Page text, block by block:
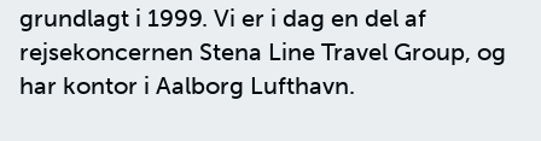
grundlagt i 1999. Vi er i dag en del af
rejsekoncernen Stena Line Travel Group, og
har kontor i Aalborg Lufthavn.